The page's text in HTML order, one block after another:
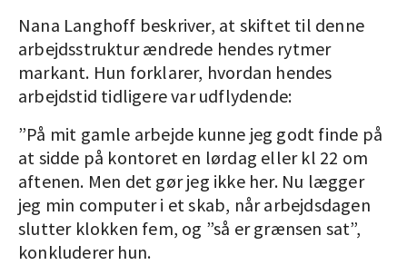
Nana Langhoff beskriver, at skiftet til denne
arbejdsstruktur ændrede hendes rytmer
markant. Hun forklarer, hvordan hendes
arbejdstid tidligere var udflydende:
”På mit gamle arbejde kunne jeg godt finde på
at sidde på kontoret en lørdag eller kl 22 om
aftenen. Men det gør jeg ikke her. Nu lægger
jeg min computer i et skab, når arbejdsdagen
slutter klokken fem, og ”så er grænsen sat”,
konkluderer hun.